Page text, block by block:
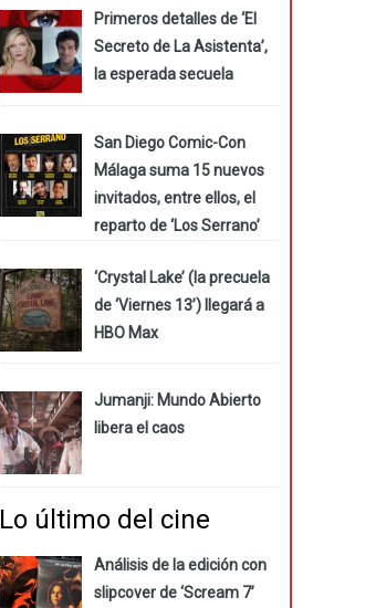
Primeros detalles de ‘El
Secreto de La Asistenta’,
la esperada secuela
San Diego Comic-Con
Málaga suma 15 nuevos
invitados, entre ellos, el
reparto de ‘Los Serrano’
‘Crystal Lake’ (la precuela
de ‘Viernes 13’) llegará a
HBO Max
Jumanji: Mundo Abierto
libera el caos
Lo último del cine
Análisis de la edición con
slipcover de ‘Scream 7’